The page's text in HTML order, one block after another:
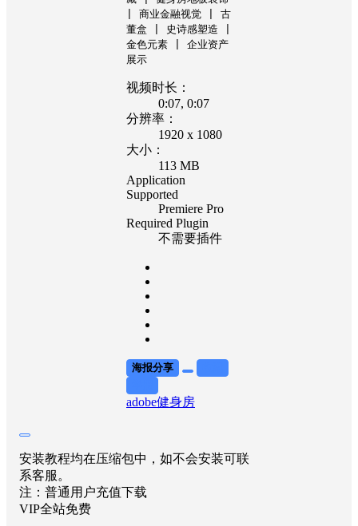
| 商业金融视觉 | 古
董盒 | 史诗感塑造 |
金色元素 | 企业资产
展示
视频时长：
0:07, 0:07
分辨率：
1920 x 1080
大小：
113 MB
Application
Supported
Premiere Pro
Required Plugin
不需要插件
海报分享
adobe健身房
安装教程均在压缩包中，如不会安装可联
系客服。
注：普通用户充值下载
VIP全站免费